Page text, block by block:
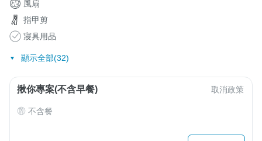
風扇
指甲剪
寢具用品
顯示全部(32)
揪你專案(不含早餐) 取消政策
不含餐